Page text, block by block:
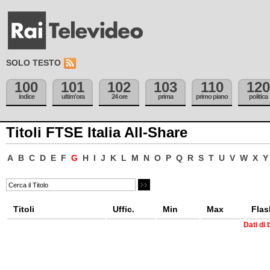
SOLO TESTO
100
indice
101
ultim'ora
102
24 ore
103
prima
110
primo piano
120
politica
Titoli FTSE Italia All-Share
A B C D E F G H I J K L M N O P Q R S T U V W X Y
Titoli Uffic. Min Max
Dati di